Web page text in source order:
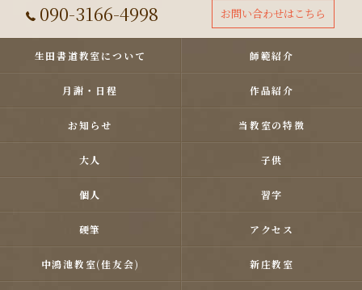
090-3166-4998 お問い合わせはこちら
生田書道教室について 師範紹介
月謝・日程 作品紹介
お知らせ 当教室の特徴
大人 子供
個人 習字
硬筆 アクセス
中鴻池教室(佳友会) 新庄教室